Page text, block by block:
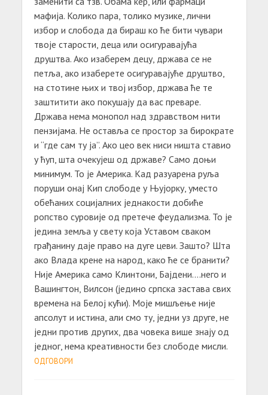
мафија. Колико пара, толико музике, лични
избор и слобода да бираш ко ће бити чувари
твоје старости, деца или осигуравајућа
друштва. Ако изаберем децу, држава се не
петља, ако изаберете осигуравајуће друштво,
на стотине њих и твој избор, држава ће те
заштитити ако покушају да вас преваре.
Држава нема монопол над здравством нити
пензијама. Не оставља се простор за бирократе
и “где сам ту ја”. Ако цео век ниси ништа ставио
у ћуп, шта очекујеш од државе? Само доњи
минимум. То је Америка. Кад разуарена руља
поруши онај Кип слободе у Њујорку, уместо
обећаних социјалних једнакости добиће
ропство суровије од претече феудализма. То је
једина земља у свету која Уставом сваком
грађанину даје право на дуге цеви. Зашто? Шта
ако Влада крене на народ, како ће се бранити?
Није Америка само Клинтони, Бајдени….него и
Вашингтон, Вилсон (једино српска застава свих
времена на Белој кући). Моје мишљење није
апсолут и истина, али смо ту, једни уз друге, не
једни против других, два човека више знају од
једног, нема креативности без слободе мисли.
ОДГОВОРИ